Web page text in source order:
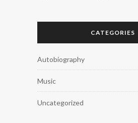
CATEGORIES
Autobiography
Music
Uncategorized